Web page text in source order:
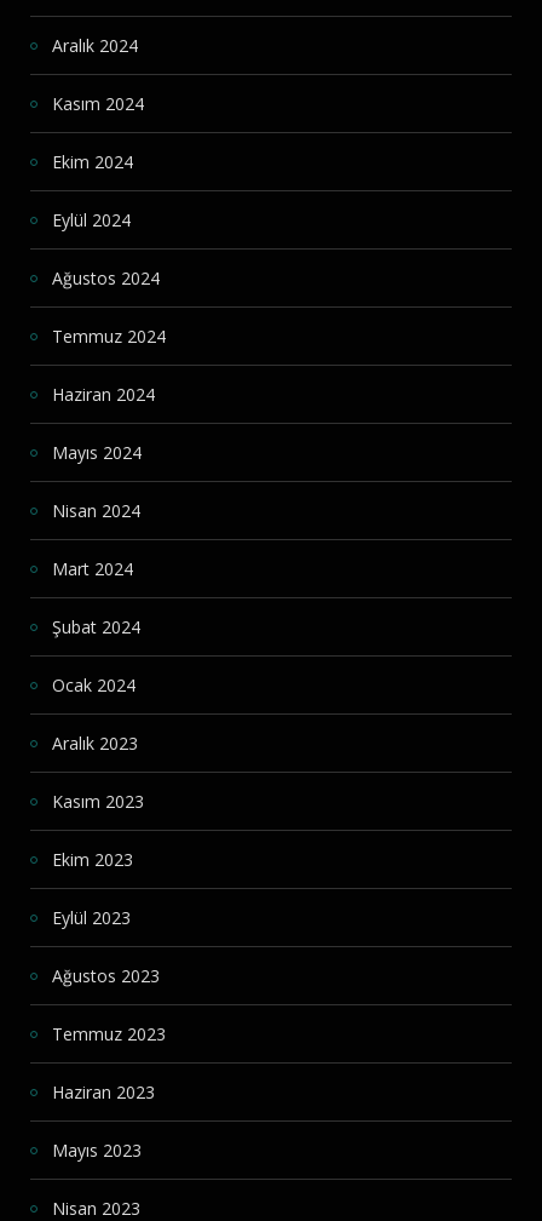
Aralık 2024
Kasım 2024
Ekim 2024
Eylül 2024
Ağustos 2024
Temmuz 2024
Haziran 2024
Mayıs 2024
Nisan 2024
Mart 2024
Şubat 2024
Ocak 2024
Aralık 2023
Kasım 2023
Ekim 2023
Eylül 2023
Ağustos 2023
Temmuz 2023
Haziran 2023
Mayıs 2023
Nisan 2023